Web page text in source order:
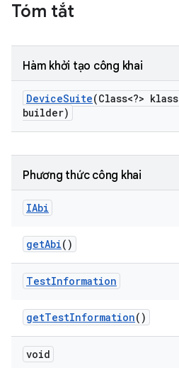
Tóm tắt
Hàm khởi tạo công khai
DeviceSuite(Class<?> klass
builder)
Phương thức công khai
IAbi
getAbi()
TestInformation
getTestInformation()
void